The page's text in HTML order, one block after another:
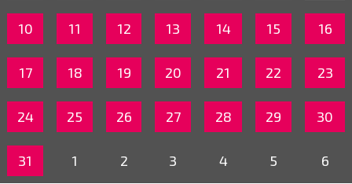
10 11 12 13 14 15 16
17 18 19 20 21 22 23
24 25 26 27 28 29 30
31 1 2 3 4 5 6